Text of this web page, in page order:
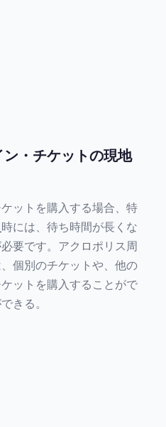
・チケットの現地
ットを購入する場合、特
時には、待ち時間が長くな
要です。アクロポリス周
個別のチケットや、他の
ットを購入することがで
きる。